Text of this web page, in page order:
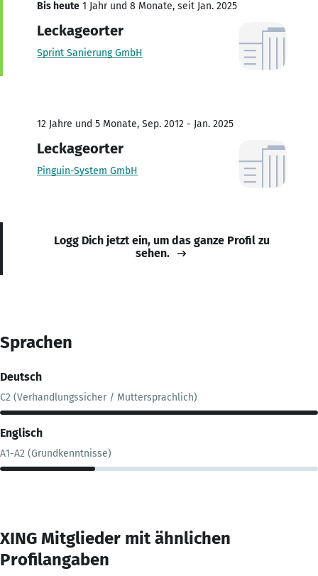
Bis heute 1 Jahr und 8 Monate, seit Jan. 2025
Leckageorter
Sprint Sanierung GmbH
12 Jahre und 5 Monate, Sep. 2012 - Jan. 2025
Leckageorter
Pinguin-System GmbH
Logg Dich jetzt ein, um das ganze Profil zu
sehen.
Sprachen
Deutsch
C2 (Verhandlungssicher / Muttersprachlich)
Englisch
A1-A2 (Grundkenntnisse)
XING Mitglieder mit ähnlichen
Profilangaben